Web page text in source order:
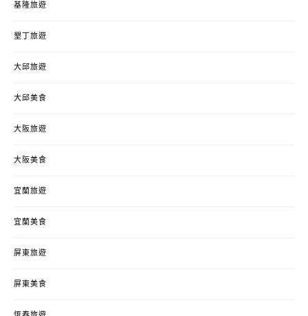
基隆旅遊
墾丁旅遊
大邱旅遊
大邱美食
大阪旅遊
大阪美食
宜蘭旅遊
宜蘭美食
屏東旅遊
屏東美食